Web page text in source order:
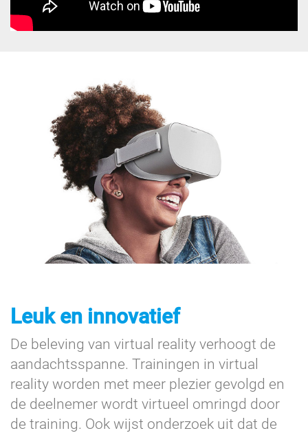
Leuk en innovatief
De beleving van virtual reality verhoogt de
aandachtsspanne. Trainingen in virtual
reality worden met meer plezier gevolgd en
de deelnemer wordt virtueel omringd door
de training. Ook wijst onderzoek uit dat de